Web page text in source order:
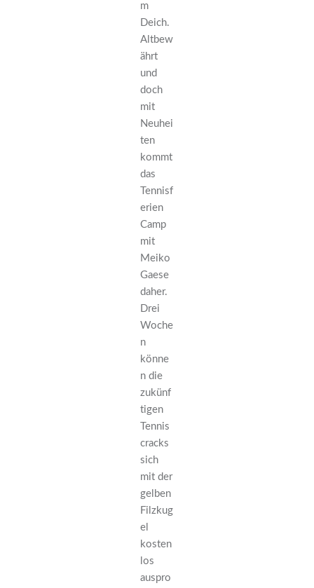
m
Deich.
Altbew
ährt
und
doch
mit
Neuhei
ten
kommt
das
Tennisf
erien
Camp
mit
Meiko
Gaese
daher.
Drei
Woche
n
könne
n die
zukünf
tigen
Tennis
cracks
sich
mit der
gelben
Filzkug
el
kosten
los
auspro